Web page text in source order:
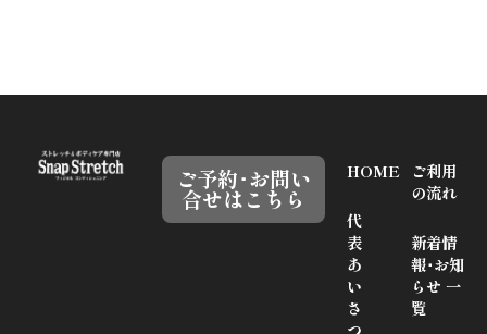
HOME
代
表
あ
い
さ
つ
ご利用
の流れ
新着情
報･お知
らせ 一
覧
ご予約･お問い
合せはこちら